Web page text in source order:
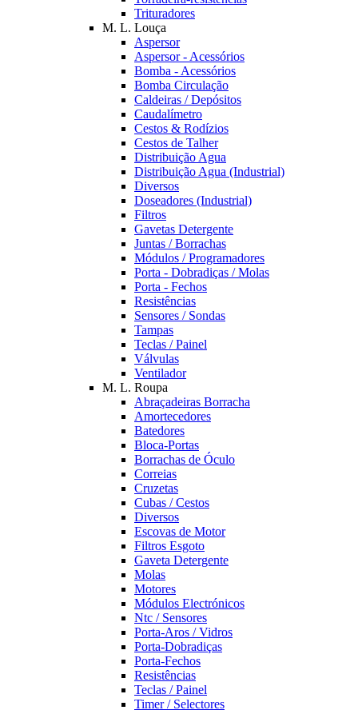
Trituradores
M. L. Louça
Aspersor
Aspersor - Acessórios
Bomba - Acessórios
Bomba Circulação
Caldeiras / Depósitos
Caudalímetro
Cestos & Rodízios
Cestos de Talher
Distribuição Agua
Distribuição Agua (Industrial)
Diversos
Doseadores (Industrial)
Filtros
Gavetas Detergente
Juntas / Borrachas
Módulos / Programadores
Porta - Dobradiças / Molas
Porta - Fechos
Resistências
Sensores / Sondas
Tampas
Teclas / Painel
Válvulas
Ventilador
M. L. Roupa
Abraçadeiras Borracha
Amortecedores
Batedores
Bloca-Portas
Borrachas de Óculo
Correias
Cruzetas
Cubas / Cestos
Diversos
Escovas de Motor
Filtros Esgoto
Gaveta Detergente
Molas
Motores
Módulos Electrónicos
Ntc / Sensores
Porta-Aros / Vidros
Porta-Dobradiças
Porta-Fechos
Resistências
Teclas / Painel
Timer / Selectores